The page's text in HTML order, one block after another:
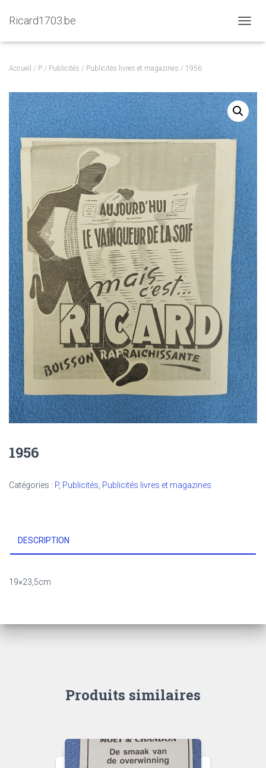
Ricard1703.be
É
R
L
A
A
G
A
O
N
Accueil / P / Publicités / Publicités livres et magazines / 1956
1956
Catégories : P, Publicités Publicités livres et magazines
DESCRIPTION
19×23,5cm
Produits similaires